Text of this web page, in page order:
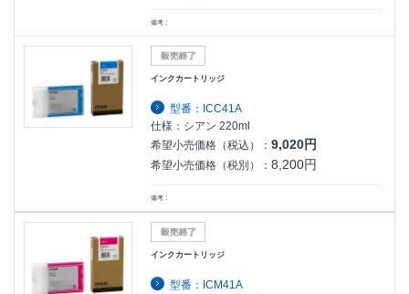
備考：
インクカートリッジ
型番：ICC41A
仕様：シアン 220ml
希望小売価格（税込）： 9,020円
希望小売価格（税別）： 8,200円
備考：
インクカートリッジ
型番：ICM41A